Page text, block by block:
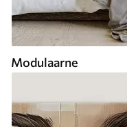
Modulaarne